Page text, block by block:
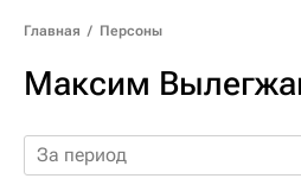
Главная / Персоны
Максим
За период